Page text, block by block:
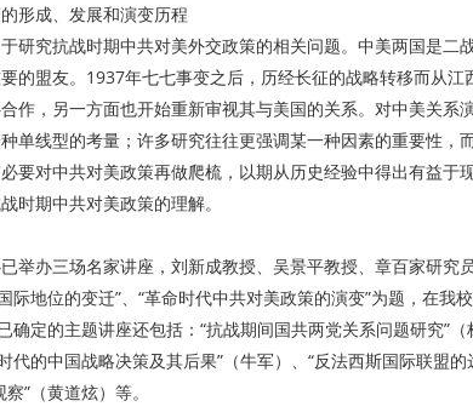
形成、发展和演变历程
研究抗战时期中共对美外交政策的相关问题。中美两国是二
的盟友。1937年七七事变之后，历经长征的战略转移而从
作，另一方面也开始重新审视其与美国的关系。对中美关系
单线型的考量；许多研究往往更强调某一种因素的重要性，
要对中共对美政策再做爬梳，以期从历史经验中得出有益于
时期中共对美政策的理解。
举办三场名家讲座，刘新成教授、吴景平教授、章百家研究
际地位的变迁”、“革命时代中共对美政策的演变”为题，在我
确定的主题讲座还包括：“抗战期间国共两党关系问题研究”
代的中国战略决策及其后果”（牛军）、“反法西斯国际联盟
察”（黄道炫）等。